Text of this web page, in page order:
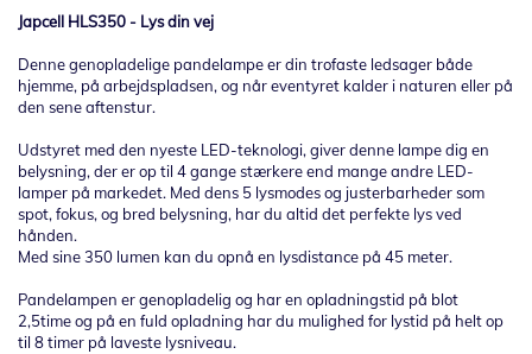
Japcell HLS350 - Lys din vej
Denne genopladelige pandelampe er din trofaste ledsager både
hjemme, på arbejdspladsen, og når eventyret kalder i naturen eller på
den sene aftenstur.
Udstyret med den nyeste LED-teknologi, giver denne lampe dig en
belysning, der er op til 4 gange stærkere end mange andre LED-
lamper på markedet. Med dens 5 lysmodes og justerbarheder som
spot, fokus, og bred belysning, har du altid det perfekte lys ved
hånden.
Med sine 350 lumen kan du opnå en lysdistance på 45 meter.
Pandelampen er genopladelig og har en opladningstid på blot
2,5time og på en fuld opladning har du mulighed for lystid på helt op
til 8 timer på laveste lysniveau.